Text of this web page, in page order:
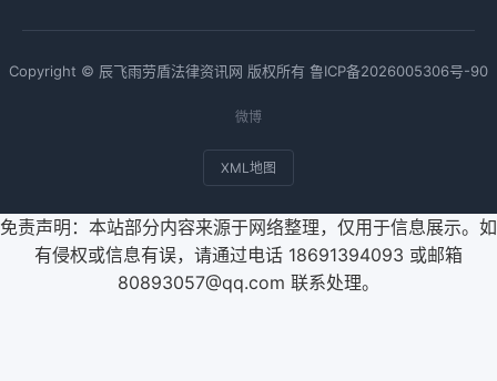
Copyright © 辰飞雨劳盾法律资讯网 版权所有 鲁ICP备2026005306号-90
微博
XML地图
免责声明：本站部分内容来源于网络整理，仅用于信息展示。如
有侵权或信息有误，请通过电话 18691394093 或邮箱
80893057@qq.com 联系处理。